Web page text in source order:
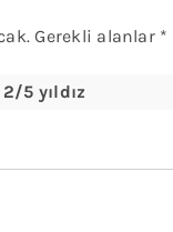
Gerekli alanlar *
2/5 yıldız